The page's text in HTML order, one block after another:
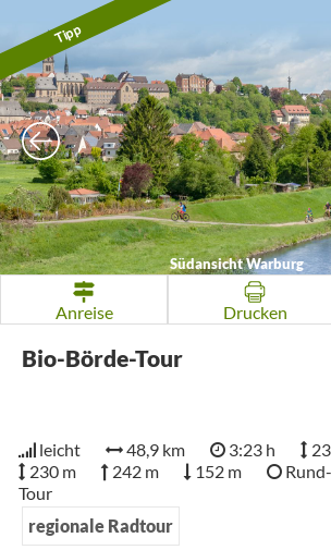
Tipp
Südansicht Warburg
Anreise Drucken
Bio-Börde-Tour
leicht 48,9 km 3:23 h
230 m
242 m 152 m
Rund-
Tour
regionale Radtour